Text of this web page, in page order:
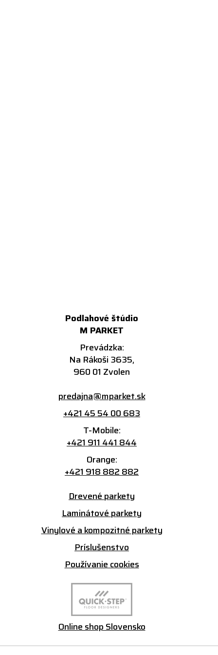
Podlahové štúdio
M PARKET
Prevádzka:
Na Rákoši 3635,
960 01 Zvolen
predajna@mparket.sk
+421 45 54 00 683
T-Mobile:
+421 911 441 844
Orange:
+421 918 882 882
Drevené parkety
Laminátové parkety
Vinylové a kompozitné parkety
Príslušenstvo
Používanie cookies
Online shop Slovensko